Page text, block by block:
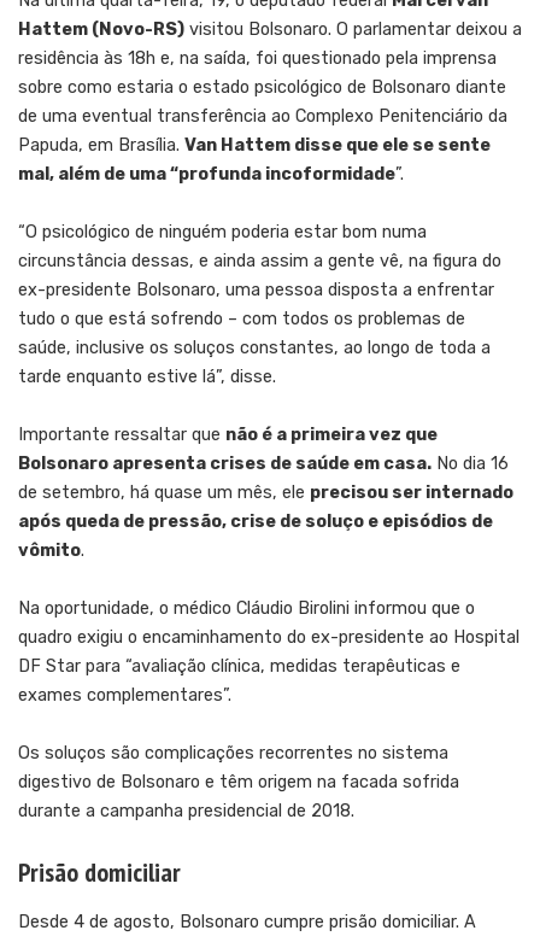
Hattem (Novo-RS) visitou Bolsonaro. O parlamentar deixou a
residência às 18h e, na saída, foi questionado pela imprensa
sobre como estaria o estado psicológico de Bolsonaro diante
de uma eventual transferência ao Complexo Penitenciário da
Papuda, em Brasília. Van Hattem disse que ele se sente
mal, além de uma “profunda incoformidade”.
“O psicológico de ninguém poderia estar bom numa
circunstância dessas, e ainda assim a gente vê, na figura do
ex-presidente Bolsonaro, uma pessoa disposta a enfrentar
tudo o que está sofrendo – com todos os problemas de
saúde, inclusive os soluços constantes, ao longo de toda a
tarde enquanto estive lá”, disse.
Importante ressaltar que não é a primeira vez que
Bolsonaro apresenta crises de saúde em casa. No dia 16
de setembro, há quase um mês, ele precisou ser internado
após queda de pressão, crise de soluço e episódios de
vômito.
Na oportunidade, o médico Cláudio Birolini informou que o
quadro exigiu o encaminhamento do ex-presidente ao Hospital
DF Star para “avaliação clínica, medidas terapêuticas e
exames complementares”.
Os soluços são complicações recorrentes no sistema
digestivo de Bolsonaro e têm origem na facada sofrida
durante a campanha presidencial de 2018.
Prisão domiciliar
Desde 4 de agosto, Bolsonaro cumpre prisão domiciliar. A